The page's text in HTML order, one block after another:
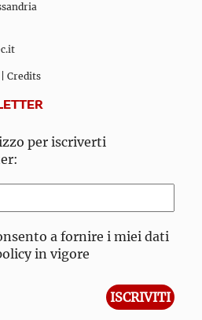
Credits
per iscriverti
a fornire i miei dati
in vigore